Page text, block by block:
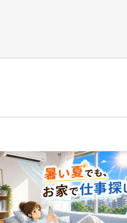
中,男性活躍中,女性活躍中,前